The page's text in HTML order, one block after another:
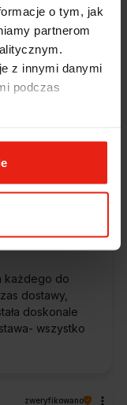
o tym, jak
partnerom
z innymi danymi
podczas
zgodny z
i godny
krótkie
zweryfikowano
każdego do
dostawy,
doskonale
wszystko
zweryfikowano